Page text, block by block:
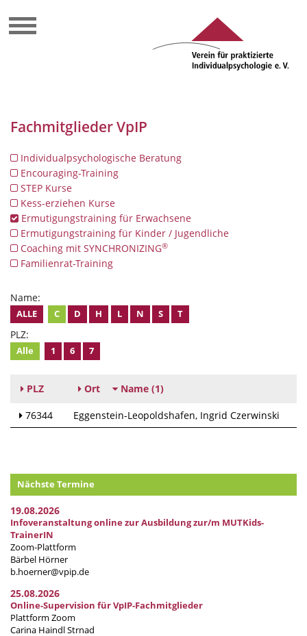
Fachmitglieder VpIP
Individualpsychologische Beratung
Encouraging-Training
STEP Kurse
Kess-erziehen Kurse
Ermutigungstraining für Erwachsene
Ermutigungstraining für Kinder / Jugendliche
Coaching mit SYNCHRONIZING®
Familienrat-Training
Name:
ALLE C D H L N S T
PLZ:
Alle 1 6 7
PLZ Ort Name (1)
76344 Eggenstein-Leopoldshafen Ingrid Czerwinski
Nächste Termine
19.08.2026
Infoveranstaltung online zur Ausbildung zur/m MUTKids-
TrainerIN
Zoom-Plattform
Bärbel Hörner
b.hoerner@vpip.de
25.08.2026
Online-Supervision für VpIP-Fachmitglieder
Plattform Zoom
Carina Haindl Strnad